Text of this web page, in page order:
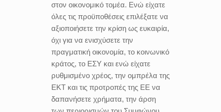
στον οικονομικό τομέα. Ενώ είχατε
όλες τις προϋποθέσεις επιλέξατε να
αξιοποιήσετε την κρίση ως ευκαιρία,
όχι για να ενισχύσετε την
πραγματική οικονομία, το κοινωνικό
κράτος, το ΕΣΥ και ενώ είχατε
ρυθμισμένο χρέος, την ομπρέλα της
ΕΚΤ και τις προτροπές της ΕΕ να
δαπανήσετε χρήματα, την άρση